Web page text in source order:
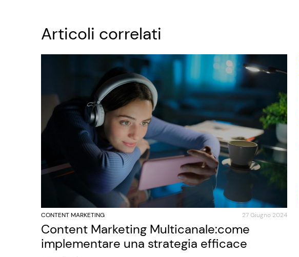
Articoli correlati
CONTENT MARKETING 27 Giugno 2024
Content Marketing Multicanale:come
implementare una strategia efficace